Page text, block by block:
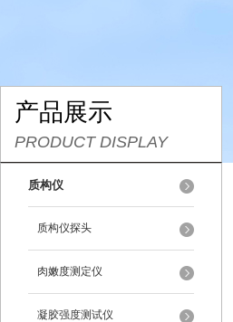
产品展示
PRODUCT DISPLAY
质构仪
质构仪探头
肉嫩度测定仪
凝胶强度测试仪